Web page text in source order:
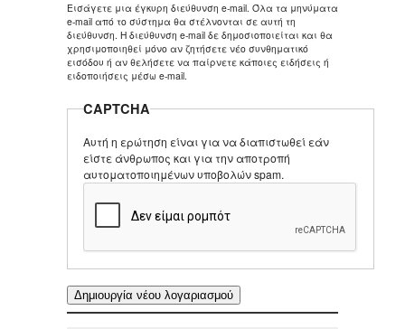
Εισάγετε μια έγκυρη διεύθυνση e-mail. Όλα τα μηνύματα
e-mail από το σύστημα θα στέλνονται σε αυτή τη
διεύθυνση. Η διεύθυνση e-mail δε δημοσιοποιείται και θα
χρησιμοποιηθεί μόνο αν ζητήσετε νέο συνθηματικό
εισόδου ή αν θελήσετε να παίρνετε κάποιες ειδήσεις ή
ειδοποιήσεις μέσω e-mail.
CAPTCHA
Αυτή η ερώτηση είναι για να διαπιστωθεί εάν
είστε άνθρωπος και για την αποτροπή
αυτοματοποιημένων υποβολών spam.